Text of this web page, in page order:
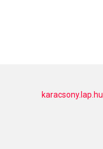
karacsony.lap.hu